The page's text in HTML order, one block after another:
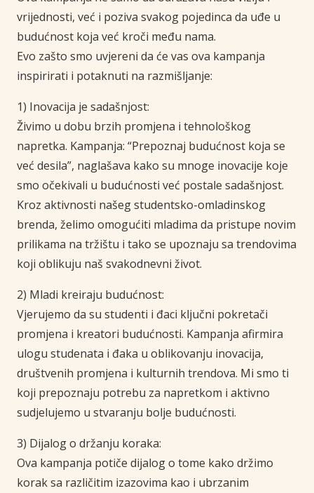
vrijednosti, već i poziva svakog pojedinca da uđe u
budućnost koja već kroči među nama.
Evo zašto smo uvjereni da će vas ova kampanja
inspirirati i potaknuti na razmišljanje:
1) Inovacija je sadašnjost:
Živimo u dobu brzih promjena i tehnološkog
napretka. Kampanja: “Prepoznaj budućnost koja se
već desila”, naglašava kako su mnoge inovacije koje
smo očekivali u budućnosti već postale sadašnjost.
Kroz aktivnosti našeg studentsko-omladinskog
brenda, želimo omogućiti mladima da pristupe novim
prilikama na tržištu i tako se upoznaju sa trendovima
koji oblikuju naš svakodnevni život.
2) Mladi kreiraju budućnost:
Vjerujemo da su studenti i đaci ključni pokretači
promjena i kreatori budućnosti. Kampanja afirmira
ulogu studenata i đaka u oblikovanju inovacija,
društvenih promjena i kulturnih trendova. Mi smo ti
koji prepoznaju potrebu za napretkom i aktivno
sudjelujemo u stvaranju bolje budućnosti.
3) Dijalog o držanju koraka:
Ova kampanja potiče dijalog o tome kako držimo
korak sa različitim izazovima kao i ubrzanim